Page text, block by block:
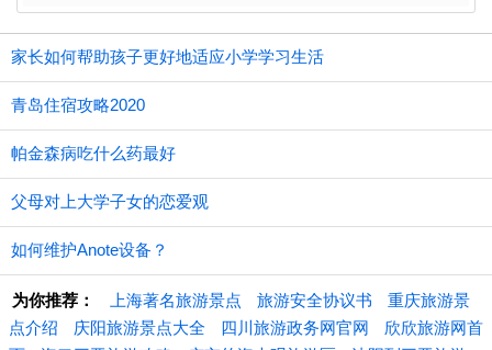
家长如何帮助孩子更好地适应小学学习生活
青岛住宿攻略2020
帕金森病吃什么药最好
父母对上大学子女的恋爱观
如何维护Anote设备？
为你推荐： 上海著名旅游景点 旅游安全协议书
重庆旅游景
点介绍
庆阳旅游景点大全 四川旅游政务网官网
欣欣旅游网首